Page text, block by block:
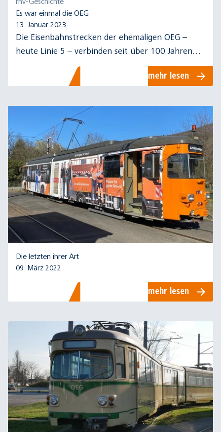
Es war einmal die OEG
13. Januar 2023
Die Eisenbahnstrecken der ehemaligen OEG –
heute Linie 5 – verbinden seit über 100 Jahren
die Metropolregion. Eine spannende Geschichte
mit vielen Veränderungen.
mehr lesen
Die letzten ihrer Art
09. März 2022
mehr lesen